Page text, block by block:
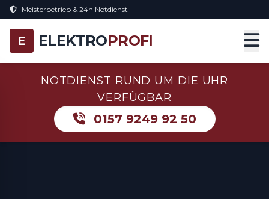
Meisterbetrieb & 24h Notdienst
E ELEKTROPROFI
NOTDIENST RUND UM DIE UHR
VERFÜGBAR
0157 9249 92 50